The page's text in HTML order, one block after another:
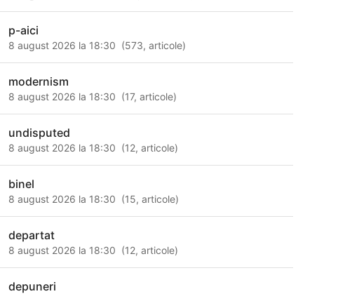
p-aici
8 august 2026 la 18:30 (573,articole)
modernism
8 august 2026 la 18:30 (17,articole)
undisputed
8 august 2026 la 18:30 (12,articole)
binel
8 august 2026 la 18:30 (15,articole)
departat
8 august 2026 la 18:30 (12,articole)
depuneri